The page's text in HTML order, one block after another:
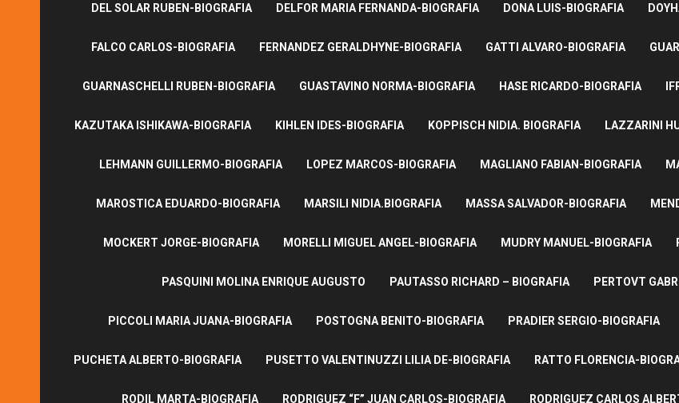
DEL SOLAR RUBEN-BIOGRAFIA DELFOR MARIA FERNANDA-BIOGRAFIA DONA LUIS-BIOGRAFIA
FALCO CARLOS-BIOGRAFIA FERNANDEZ GERALDHYNE-BIOGRAFIA GATTI ALVARO-BIOGRAFIA
GUARNASCHELLI RUBEN-BIOGRAFIA GUASTAVINO NORMA-BIOGRAFIA HASE RICARDO-BIOGRAFIA
KAZUTAKA ISHIKAWA-BIOGRAFIA KIHLEN IDES-BIOGRAFIA KOPPISCH NIDIA. BIOGRAFIA LAZZARINI
LEHMANN GUILLERMO-BIOGRAFIA LOPEZ MARCOS-BIOGRAFIA MAGLIANO FABIAN-BIOGRAFIA
MAROSTICA EDUARDO-BIOGRAFIA MARSILI NIDIA.BIOGRAFIA MASSA SALVADOR-BIOGRAFIA
MOCKERT JORGE-BIOGRAFIA MORELLI MIGUEL ANGEL-BIOGRAFIA MUDRY MANUEL-BIOGRAFIA
PASQUINI MOLINA ENRIQUE AUGUSTO PAUTASSO RICHARD – BIOGRAFIA PERTOVT
PICCOLI MARIA JUANA-BIOGRAFIA POSTOGNA BENITO-BIOGRAFIA PRADIER SERGIO-BIOGRAFIA
PUCHETA ALBERTO-BIOGRAFIA PUSETTO VALENTINUZZI LILIA DE-BIOGRAFIA RATTO FLORENCIA-
RODIL MARTA-BIOGRAFIA RODRIGUEZ “F” JUAN CARLOS-BIOGRAFIA RODRIGUEZ CARLOS